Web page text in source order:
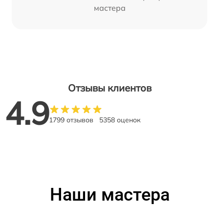
мастера
Отзывы клиентов
4.91799 отзывов 5358 оценок
Наши мастера